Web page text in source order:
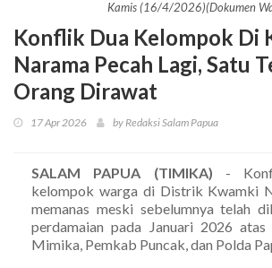
Kamis (16/4/2026)(Dokumen
Konflik Dua Kelompok Di
Narama Pecah Lagi, Satu
Orang Dirawat
17 Apr 2026 by Redaksi Salam Papua
SALAM PAPUA (TIMIKA) -
kelompok warga di Distrik Kwamki
memanas meski sebelumnya telah
perdamaian pada Januari 2026 atas
Mimika, Pemkab Puncak, dan Polda